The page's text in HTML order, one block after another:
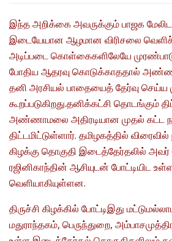
இந்த அறிக்கை அவருக்கும் பாஜக
இடையேயான ஆழமான விரிசலை
அடிப்படை கொள்கைகளிலேயே
போதிய ஆதரவு கொடுக்காததால்
தனி அரசியல் பாதையைத் தேர்வு செய்ய
கூறப்படுகிறது.தனிக்கட்சி தொடங்கும்
அண்ணாமலை அதிரடியான முதல் கட்ட
திட்டமிட்டுள்ளார். தமிழகத்தில்
கிழக்கு தொகுதி இடைத்தேர்தலில் அவர்
ரஜினிகாந்தின் ஆசியுடன் போட்டியிட
வெளியாகியுள்ளன.
திருச்சி கிழக்கில் போட்டிஇது
மதுராந்தகம், பெருந்துறை,